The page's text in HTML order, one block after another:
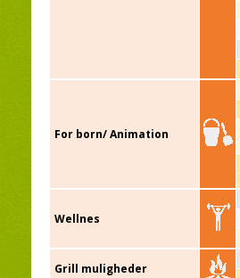
For born/ Animation
Wellnes
Grill muligheder